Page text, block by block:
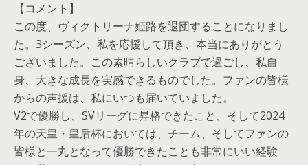
【コメント】
この度、ヴィクトリーナ姫路を退団することになりまし
た。3シーズン、私を応援して頂き、本当にありがとう
ございました。この素晴らしいクラブで過ごし、私自
身、大きな成長を実感できるものでした。ファンの皆様
からの声援は、私にいつも届いていました。
V2で優勝し、SVリーグに昇格できたこと、そして2024
年の天皇・皇后杯においては、チーム、そしてファンの
皆様と一丸となって優勝できたことも非常にいい経験